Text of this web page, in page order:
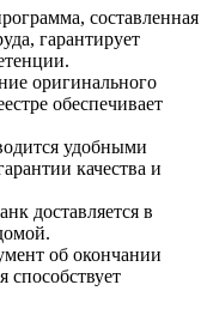
составленная
гарантирует
оригинального
обеспечивает
удобными
качества и
доставляется в
об окончании
способствует